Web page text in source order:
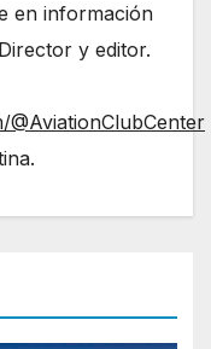
en información
y editor.